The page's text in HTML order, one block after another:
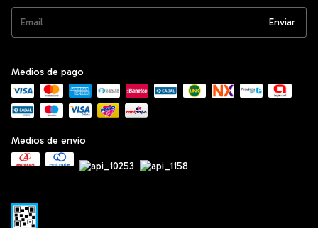
Medios de pago
Medios de envío